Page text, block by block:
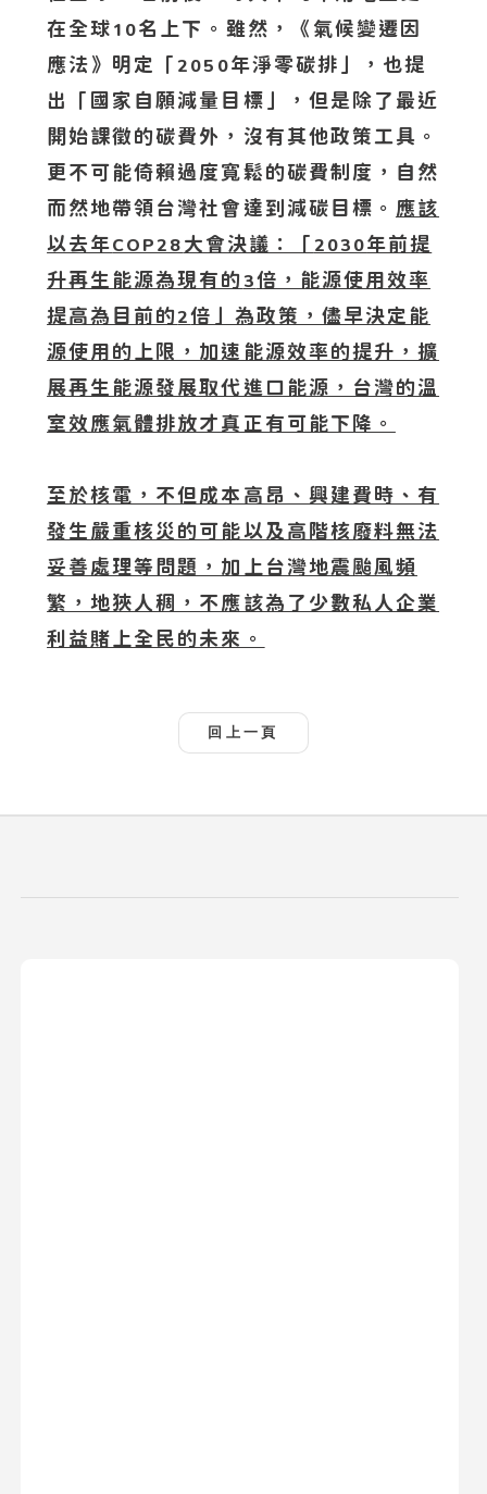
在全球 10名上下。雖然，《氣候變遷因
應法》明定「2050年淨零碳排」，也提
出「國家自願減量目標」，但是除了最近
開始課徵的碳費外，沒有其他政策工具。
更不可能倚賴過度寬鬆的碳費制度，自然
而然地帶領台灣社會達到減碳目標。 應該
以去年COP28 大會決議：「 2030年前提
升再生能源為現有的3倍，能源使用效率
提高為目前的2倍」為政策，儘早決定能
源使用的上限，加速能源效率的提升，擴
展再生能源發展取代進口能源，台灣的溫
室效應氣體排放才真正有可能下降。
至於核電，不但成本高昂、興建費時、有
發生嚴重核災的可能以及高階核廢料無法
妥善處理等問題，加上台灣地震颱風頻
繁，地狹人稠，不應該為了少數私人企業
利益賭上全民的未來。